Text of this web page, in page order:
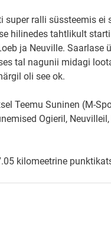
ralli süssteemis ei
hilinedes tahtlikult
ja Neuville. Saarlase
tal nagunii midagi
oli see ok.
Teemu Suninen (M-
Ogieril,
kilomeetrine